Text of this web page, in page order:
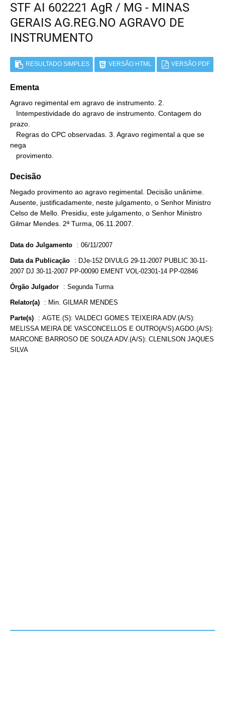
STF AI 602221 AgR / MG - MINAS
GERAIS AG.REG.NO AGRAVO DE
INSTRUMENTO
RESULTADO SIMPLES VERSÃO HTML VERSÃO PDF
Ementa
Agravo regimental em agravo de instrumento. 2.
prazo.
nega
   provimento.
Decisão
Negado provimento ao agravo regimental. Decisão unânime.
Ausente, justificadamente, neste julgamento, o Senhor Ministro
Celso de Mello. Presidiu, este julgamento, o Senhor Ministro
Gilmar Mendes. 2ª Turma, 06.11.2007.
Data do Julgamento : 06/11/2007
Data da Publicação : DJe-152 DIVULG 29-11-2007 PUBLIC 30-11-
2007 DJ 30-11-2007 PP-00090 EMENT VOL-02301-14 PP-02846
Órgão Julgador : Segunda Turma
Relator(a) : Min. GILMAR MENDES
Parte(s) : AGTE.(S): VALDECI GOMES TEIXEIRA ADV.(A/S):
MELISSA MEIRA DE VASCONCELLOS E OUTRO(A/S) AGDO.(A/S):
MARCONE BARROSO DE SOUZA ADV.(A/S): CLENILSON JAQUES
SILVA